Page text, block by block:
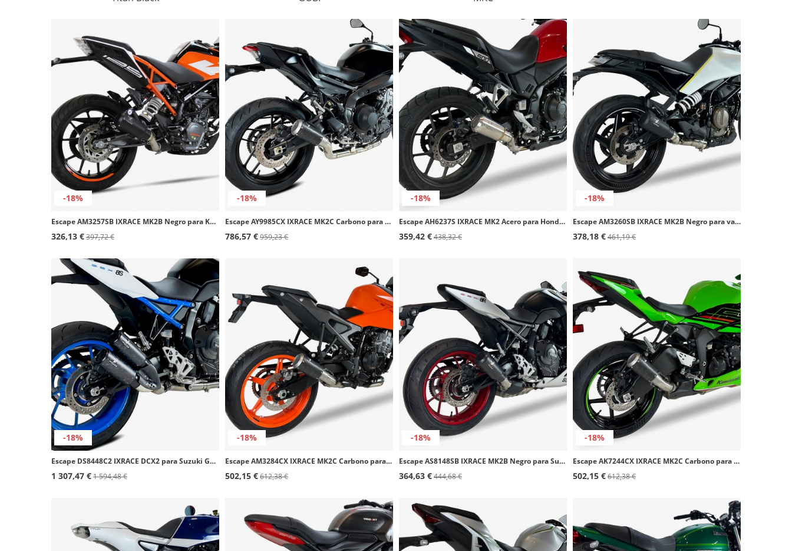
-18%
Escape AM3257SB IXRACE MK2B Negro para KTM Duke 125/390, RC 125/390 (17-20)
326,13 €397,72 €
-18%
Escape AY9985CX IXRACE MK2C Carbono para Yamaha MT-09 (24-26)
786,57 €959,23 €
-18%
Escape AH6237S IXRACE MK2 Acero para Honda CB 500 Hornet, CBR 500 R, NX500 (24-26)
359,42 €438,32 €
-18%
Escape AM3260SB IXRACE MK2B Negro para varios modelos de Husqvarna y KTM
378,18 €461,19 €
-18%
Escape DS8448C2 IXRACE DCX2 para Suzuki GSX-8R/S (23-26), GSX-8T/TT (25-26)
1 307,47 €1 594,48 €
-18%
Escape AM3284CX IXRACE MK2C Carbono para KTM 990 Duke (24-26), 990 RC R / TRACK (25-26)
502,15 €612,38 €
-18%
Escape AS8148SB IXRACE MK2B Negro para Suzuki GSX-8R/S (23-26), GSX-8T/TT (25-26)
364,63 €444,68 €
-18%
Escape AK7244CX IXRACE MK2C Carbono para Kawasaki ZX-6 R (24-26)
502,15 €612,38 €